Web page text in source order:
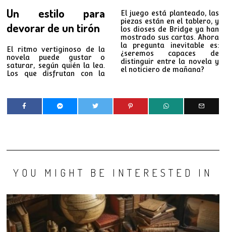
Un estilo para
devorar de un tirón
El ritmo vertiginoso de la
novela puede gustar o
saturar, según quién la lea.
Los que disfrutan con la
El juego está planteado, las
piezas están en el tablero, y
los dioses de Bridge ya han
mostrado sus cartas. Ahora
la pregunta inevitable es:
¿seremos capaces de
distinguir entre la novela y
el noticiero de mañana?
YOU MIGHT BE INTERESTED IN